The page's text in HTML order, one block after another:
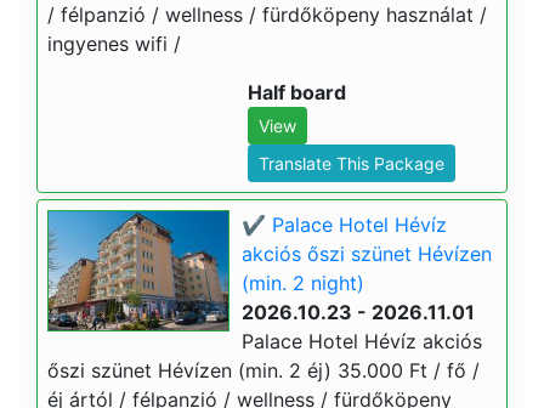
/ félpanzió / wellness / fürdőköpeny használat /
ingyenes wifi /
Half board
View
Translate This Package
✔️ Palace Hotel Hévíz
akciós őszi szünet Hévízen
(min. 2 night)
2026.10.23 - 2026.11.01
Palace Hotel Hévíz akciós
őszi szünet Hévízen (min. 2 éj) 35.000 Ft / fő /
éj ártól / félpanzió / wellness / fürdőköpeny